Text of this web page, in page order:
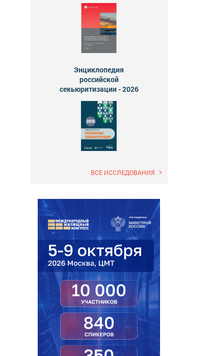
Энциклопедия
российской
секьюритизации - 2026
ВСЕ ИССЛЕДОВАНИЯ